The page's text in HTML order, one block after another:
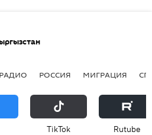
РАДИО РОССИЯ МИГРАЦИЯ
ТikТоk Rutube